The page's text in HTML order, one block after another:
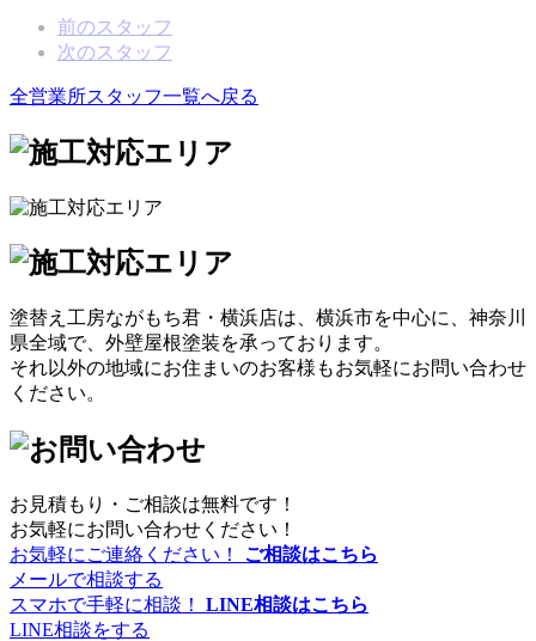
前のスタッフ
次のスタッフ
全営業所スタッフ一覧へ戻る
塗替え工房ながもち君・横浜店は、横浜市を中心に、神奈川
県全域で、外壁屋根塗装を承っております。
それ以外の地域にお住まいのお客様もお気軽にお問い合わせ
ください。
お見積もり・ご相談は無料です！
お気軽にお問い合わせください！
お気軽にご連絡ください！ ご相談はこちら
メールで相談する
スマホで手軽に相談！ LINE相談はこちら
LINE相談をする